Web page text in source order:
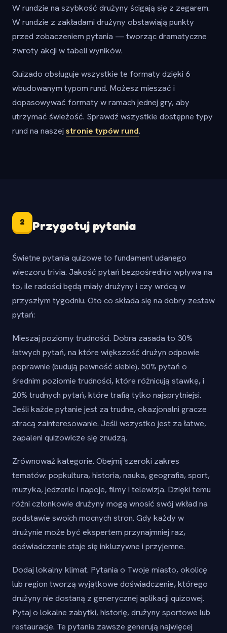
W rundzie na szybkość drużyny ścigają się z zegarem.
W rundzie z zakładami drużyny obstawiają punkty
przed zobaczeniem pytania — tworząc dramatyczne
zwroty akcji w tabeli wyników.
Quizado obsługuje wszystkie te formaty dzięki 6
wbudowanym typom rund. Możesz mieszać i
dopasowywać formaty w ramach jednej gry, aby
utrzymać świeżość. Sprawdź wszystkie dostępne typy
rund na naszej stronie typów rund.
2 Przygotuj pytania
Świetne pytania quizowe to fundament udanego
wieczoru trivia. Jakość pytań bezpośrednio wpływa na
to, ile radości będą miały drużyny i czy wrócą w
przyszłym tygodniu. Oto co składa się na dobry zestaw
pytań:
Mieszaj poziomy trudności. Dobra zasada to 30%
łatwych pytań, na które większość drużyn odpowie
poprawnie (budują pewność siebie), 50% pytań o
średnim poziomie trudności, które różnicują stawkę, i
20% trudnych pytań, które trafią tylko najsprytniejsi.
Jeśli każde pytanie jest za trudne, okazjonalni gracze
stracą zainteresowanie. Jeśli wszystko jest za łatwe,
zapaleni quizowicze się znudzą.
Zrównoważ kategorie. Obejmij szeroki zakres
tematów: popkultura, historia, nauka, geografia, sport,
muzyka, jedzenie i napoje, filmy i telewizja. Dzięki temu
różni członkowie drużyny mogą wnosić swój wkład na
podstawie swoich mocnych stron. Gdy każdy w
drużynie może być ekspertem przynajmniej raz,
doświadczenie staje się inkluzywne i przyjemne.
Dodaj lokalny klimat. Pytania o Twoje miasto, okolicę
lub region tworzą wyjątkowe doświadczenie, którego
drużyny nie dostaną z generycznej aplikacji quizowej.
Pytaj o lokalne zabytki, historię, drużyny sportowe lub
restauracje. Te pytania zawsze generują najwięcej